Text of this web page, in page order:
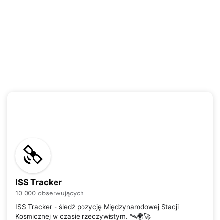
ISS Tracker
10 000 obserwujących
ISS Tracker - śledź pozycję Międzynarodowej Stacji
Kosmicznej w czasie rzeczywistym. 🛰️🌍🚀